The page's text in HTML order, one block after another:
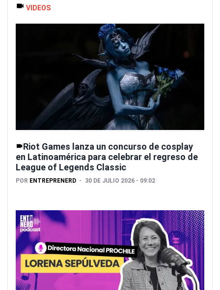
VIDEOS
Riot Games lanza un concurso de cosplay
en Latinoamérica para celebrar el regreso de
League of Legends Classic
POR ENTREPRENERD 30 DE JULIO 2026 - 09:02